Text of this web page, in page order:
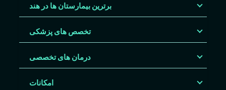
برترین بیمارستان ها در هند
تخصص های پزشکی
درمان های تخصصی
امکانات